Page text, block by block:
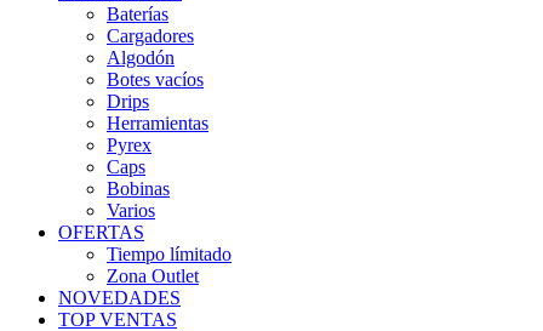
Baterías
Cargadores
Algodón
Botes vacíos
Drips
Herramientas
Pyrex
Caps
Bobinas
Varios
OFERTAS
Tiempo límitado
Zona Outlet
NOVEDADES
TOP VENTAS